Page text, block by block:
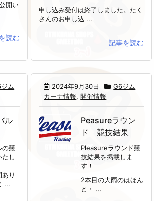
開い
読む
申し込み受付は終了しました。たく
さんのお申し込 ...
記事を読む
ム
ル
の競
たし
り
...
2024年9月30日
G6ジム
カーナ情報,開催情報
Peasureラウン
ド 競技結果
Pleasureラウンド競
技結果を掲載しま
す！
2本目の大雨のはほん
と・ ...